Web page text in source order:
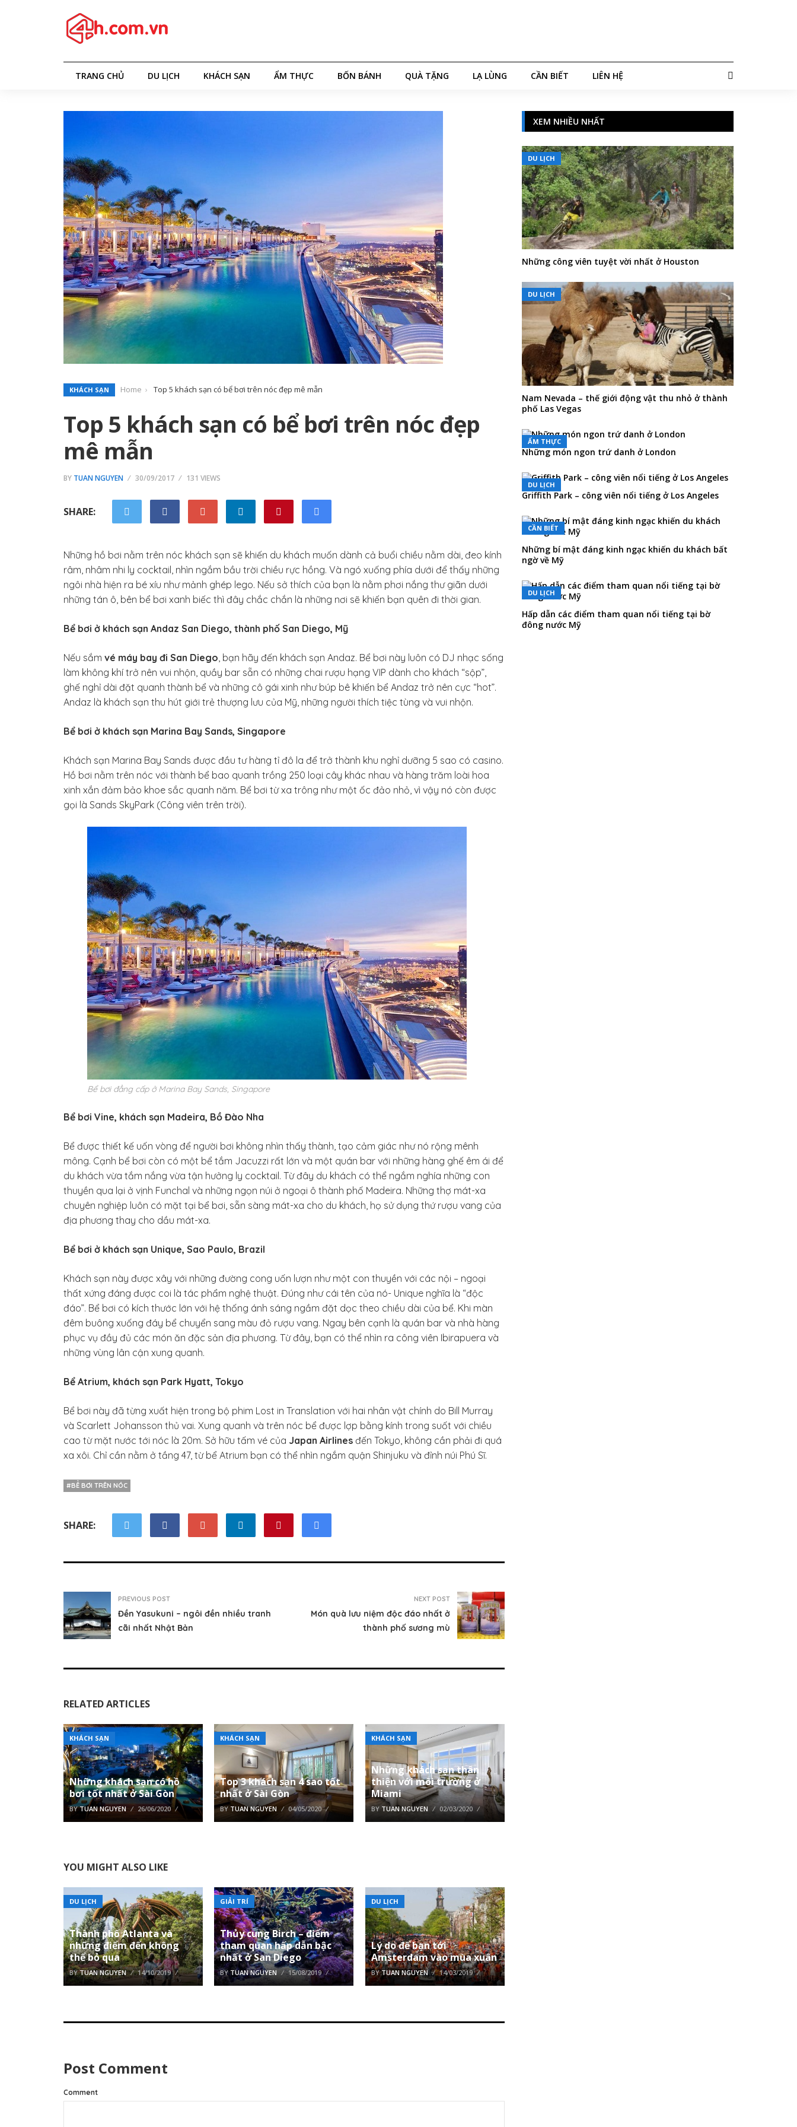
TRANG CHỦ DU LỊCH KHÁCH SẠN ẨM THỰC BỐN BÁNH QUÀ TẶNG LẠ LÙNG CẦN BIẾT LIÊN HỆ
KHÁCH SẠN Home Top 5 khách sạn có bể bơi trên nóc đẹp mê mẫn
Top 5 khách sạn có bể bơi trên nóc đẹp
mê mẫn
BY TUAN NGUYEN 30/09/2017 131 VIEWS
SHARE:
Những hồ bơi nằm trên nóc khách sạn sẽ khiến du khách muốn dành cả buổi chiều nằm dài, đeo kính
râm, nhâm nhi ly cocktail, nhìn ngắm bầu trời chiều rực hồng. Và ngó xuống phía dưới để thấy những
ngôi nhà hiện ra bé xíu như mảnh ghép lego. Nếu sở thích của bạn là nằm phơi nắng thư giãn dưới
những tán ô, bên bể bơi xanh biếc thì đây chắc chắn là những nơi sẽ khiến bạn quên đi thời gian.
Bể bơi ở khách sạn Andaz San Diego, thành phố San Diego, Mỹ
Nếu sắm vé máy bay đi San Diego, bạn hãy đến khách sạn Andaz. Bể bơi này luôn có DJ nhạc sống
làm không khí trở nên vui nhộn, quầy bar sẵn có những chai rượu hạng VIP dành cho khách “sộp”,
ghế nghỉ dài đặt quanh thành bể và những cô gái xinh như búp bê khiến bể Andaz trở nên cực “hot”.
Andaz là khách sạn thu hút giới trẻ thượng lưu của Mỹ, những người thích tiệc tùng và vui nhộn.
Bể bơi ở khách sạn Marina Bay Sands, Singapore
Khách sạn Marina Bay Sands được đầu tư hàng tỉ đô la để trở thành khu nghỉ dưỡng 5 sao có casino.
Hồ bơi nằm trên nóc với thành bể bao quanh trồng 250 loại cây khác nhau và hàng trăm loài hoa
xinh xắn đảm bảo khoe sắc quanh năm. Bể bơi từ xa trông như một ốc đảo nhỏ, vì vậy nó còn được
gọi là Sands SkyPark (Công viên trên trời).
Bể bơi đẳng cấp ở Marina Bay Sands, Singapore
Bể bơi Vine, khách sạn Madeira, Bồ Đào Nha
Bể được thiết kế uốn vòng để người bơi không nhìn thấy thành, tạo cảm giác như nó rộng mênh
mông. Cạnh bể bơi còn có một bể tắm Jacuzzi rất lớn và một quán bar với những hàng ghế êm ái để
du khách vừa tắm nắng vừa tận hưởng ly cocktail. Từ đây du khách có thể ngắm nghía những con
thuyền qua lại ở vịnh Funchal và những ngọn núi ở ngoại ô thành phố Madeira. Những thợ mát-xa
chuyên nghiệp luôn có mặt tại bể bơi, sẵn sàng mát-xa cho du khách, họ sử dụng thứ rượu vang của
địa phương thay cho dầu mát-xa.
Bể bơi ở khách sạn Unique, Sao Paulo, Brazil
Khách sạn này được xây với những đường cong uốn lượn như một con thuyền với các nội – ngoại
thất xứng đáng được coi là tác phẩm nghệ thuật. Đúng như cái tên của nó- Unique nghĩa là “độc
đáo”. Bể bơi có kích thước lớn với hệ thống ánh sáng ngầm đặt dọc theo chiều dài của bể. Khi màn
đêm buông xuống đáy bể chuyển sang màu đỏ rượu vang. Ngay bên cạnh là quán bar và nhà hàng
phục vụ đầy đủ các món ăn đặc sản địa phương. Từ đây, bạn có thể nhìn ra công viên Ibirapuera và
những vùng lân cận xung quanh.
Bể Atrium, khách sạn Park Hyatt, Tokyo
Bể bơi này đã từng xuất hiện trong bộ phim Lost in Translation với hai nhân vật chính do Bill Murray
và Scarlett Johansson thủ vai. Xung quanh và trên nóc bể được lợp bằng kính trong suốt với chiều
cao từ mặt nước tới nóc là 20m. Sở hữu tấm vé của Japan Airlines đến Tokyo, không cần phải đi quá
xa xôi. Chỉ cần nằm ở tầng 47, từ bể Atrium bạn có thể nhìn ngắm quận Shinjuku và đỉnh núi Phú Sĩ.
#BỂ BƠI TRÊN NÓC
SHARE:
PREVIOUS POST
Đền Yasukuni – ngôi đền nhiều tranh
cãi nhất Nhật Bản
NEXT POST
Món quà lưu niệm độc đáo nhất ở
thành phố sương mù
RELATED ARTICLES
KHÁCH SẠN
Những khách sạn có hồ
bơi tốt nhất ở Sài Gòn
BYTUAN NGUYEN 26/06/2020
KHÁCH SẠN
Top 3 khách sạn 4 sao tốt
nhất ở Sài Gòn
BY TUAN NGUYEN 04/05/2020
KHÁCH SẠN
Những khách sạn thân
thiện với môi trường ở
Miami
BY TUAN NGUYEN 02/03/2020
YOU MIGHT ALSO LIKE
DU LỊCH
Thành phố Atlanta và
những điểm đến không
thể bỏ qua
BYTUAN NGUYEN 14/10/2019
GIẢI TRÍ
Thủy cung Birch – điểm
tham quan hấp dẫn bậc
nhất ở San Diego
BYTUAN NGUYEN 15/08/2019
DU LỊCH
Lý do để bạn tới
Amsterdam vào mùa xuân
BYTUAN NGUYEN 14/03/2019
Post Comment
Comment
XEM NHIỀU NHẤT
DU LỊCH
Những công viên tuyệt vời nhất ở Houston
DU LỊCH
Nam Nevada – thế giới động vật thu nhỏ ở thành
phố Las Vegas
ẨM THỰC
Những món ngon trứ danh ở London
DU LỊCH
Griffith Park – công viên nổi tiếng ở Los Angeles
CẦN BIẾT
Những bí mật đáng kinh ngạc khiến du khách bất
ngờ về Mỹ
DU LỊCH
Hấp dẫn các điểm tham quan nổi tiếng tại bờ
đông nước Mỹ